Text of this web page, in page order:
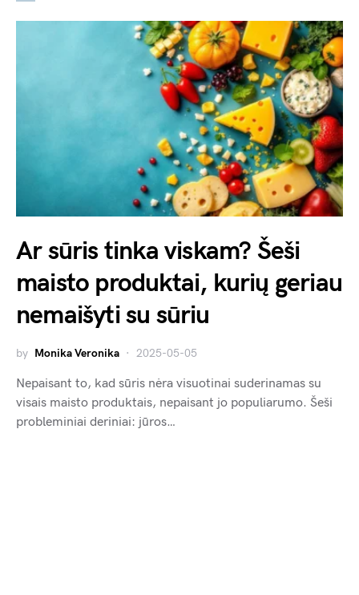
Ar sūris tinka viskam? Šeši
maisto produktai, kurių geriau
nemaišyti su sūriu
by Monika Veronika 2025-05-05
Nepaisant to, kad sūris nėra visuotinai suderinamas su
visais maisto produktais, nepaisant jo populiarumo. Šeši
probleminiai deriniai: jūros…